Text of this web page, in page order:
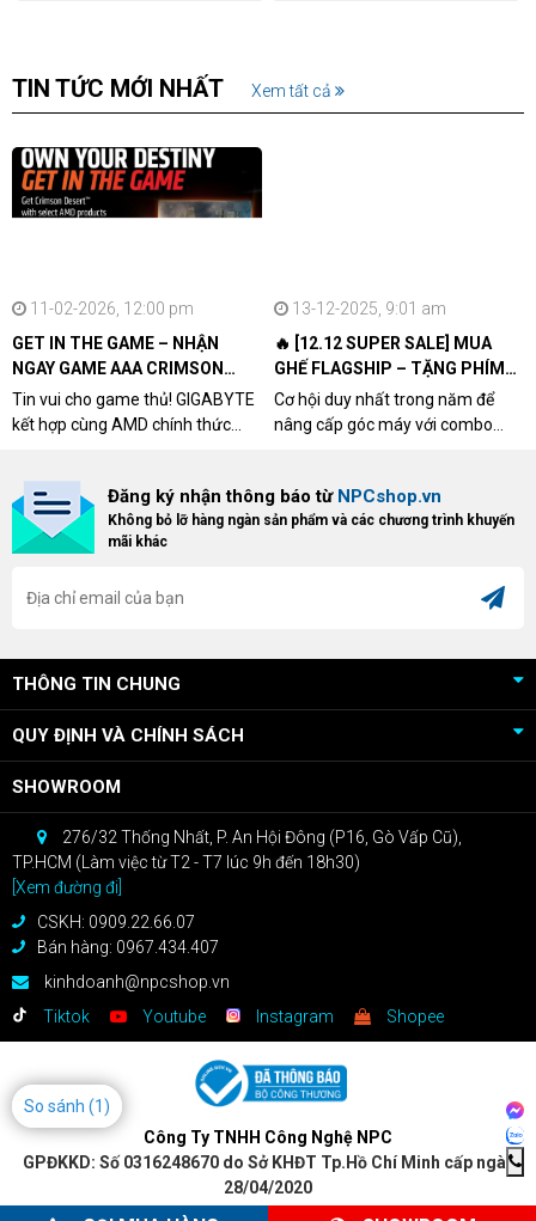
TIN TỨC MỚI NHẤT Xem tất cả
11-02-2026, 12:00 pm
GET IN THE GAME – NHẬN
NGAY GAME AAA CRIMSON
DESERT CÙNG GIGABYTE &
AMD
Tin vui cho game thủ! GIGABYTE
kết hợp cùng AMD chính thức
khách hàng sở hữu VGA Radeon
RX 9070 / RX 9070 XT.
13-12-2025, 9:01 am
🔥 [12.12 SUPER SALE] MUA
GHẾ FLAGSHIP – TẶNG PHÍM
CƠ XỊN
Cơ hội duy nhất trong năm để
nâng cấp góc máy với combo
dòng ghế Gaming cao cấp nhất,
bạn sẽ nhận ngay quà tặng trị giá
Đăng ký nhận thông báo từ NPCshop.vn
Không bỏ lỡ hàng ngàn sản phẩm và các chương trình khuyến
mãi khác
THÔNG TIN CHUNG
QUY ĐỊNH VÀ CHÍNH SÁCH
SHOWROOM
276/32 Thống Nhất, P. An Hội Đông (P16, Gò Vấp Cũ),
TP.HCM (Làm việc từ T2 - T7 lúc 9h đến 18h30)
[Xem đường đi]
CSKH: 0909.22.66.07
Bán hàng: 0967.434.407
kinhdoanh@npcshop.vn
Tiktok
Youtube Instagram Shopee
Công Ty TNHH Công Nghệ NPC
GPĐKKD: Số 0316248670 do Sở KHĐT Tp.Hồ Chí Minh cấp ngày
28/04/2020
So sánh (1)